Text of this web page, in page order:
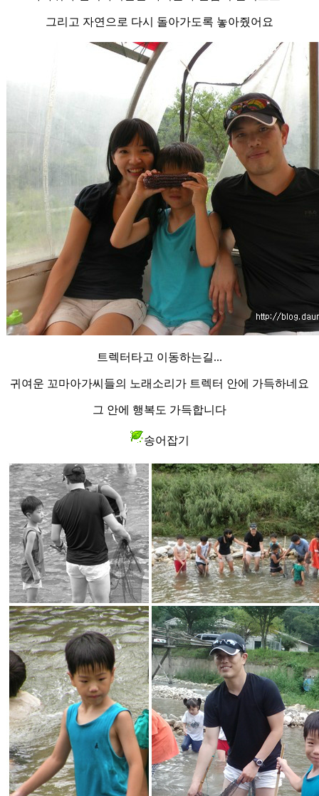
그리고 자연으로 다시 돌아가도록 놓아줬어요
트렉터타고 이동하는길...
귀여운 꼬마아가씨들의 노래소리가 트렉터 안에 가득하네요
그 안에 행복도 가득합니다
송어잡기